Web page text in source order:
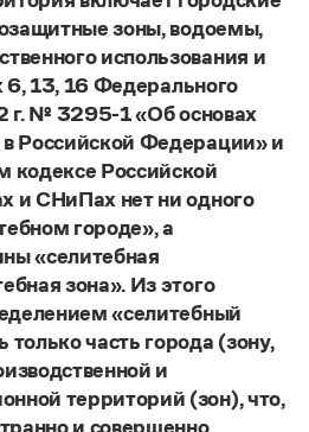
зоны, водоемы,
использования и
6, 13, 16 Федерального
г. № 3295-1 «Об основах
в Российской Федерации» и
кодексе Российской
и СНиПах нет ни одного
городе», а
«селитебная
зона». Из этого
«селитебный
часть города (зону,
и
территорий (зон), что,
и совершенно